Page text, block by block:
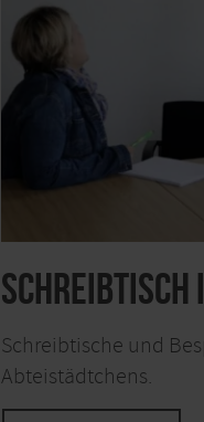
Schreibtisch
Schreibtische und
Abteistädtchens.